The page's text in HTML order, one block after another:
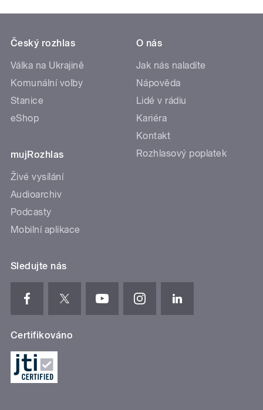
Český rozhlas
Válka na Ukrajině
Komunální volby
Stanice
eShop
mujRozhlas
Živé vysílání
Audioarchiv
Podcasty
Mobilní aplikace
O nás
Jak nás naladíte
Nápověda
Lidé v rádiu
Kariéra
Kontakt
Rozhlasový poplatek
Sledujte nás
Certifikováno